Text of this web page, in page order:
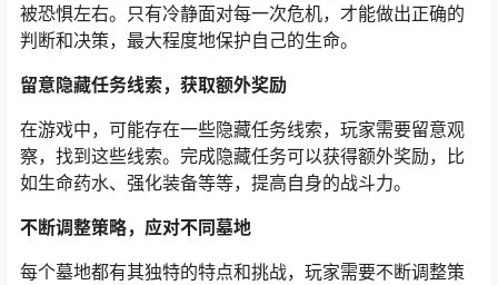
被恐惧左右。只有冷静面对每一次危机，才能做出正确的
判断和决策，最大程度地保护自己的生命。
留意隐藏任务线索，获取额外奖励
在游戏中，可能存在一些隐藏任务线索，玩家需要留意观
察，找到这些线索。完成隐藏任务可以获得额外奖励，比
如生命药水、强化装备等等，提高自身的战斗力。
不断调整策略，应对不同墓地
每个墓地都有其独特的特点和挑战，玩家需要不断调整策